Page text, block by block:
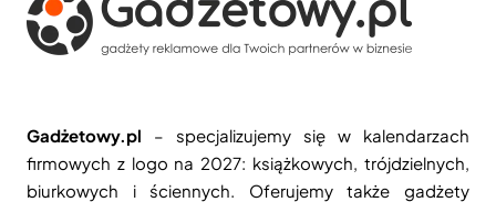
Gadżetowy.pl – specjalizujemy się w kalendarzach
firmowych z logo na 2027: książkowych, trójdzielnych,
biurkowych i ściennych. Oferujemy także gadżety